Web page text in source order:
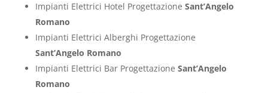
Impianti Elettrici Hotel Progettazione Sant’Angelo
Romano
Impianti Elettrici Alberghi Progettazione
Sant’Angelo Romano
Impianti Elettrici Bar Progettazione Sant’Angelo
Romano